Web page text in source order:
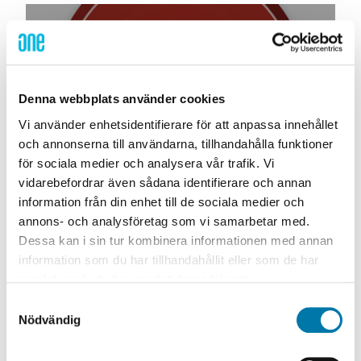
Denna webbplats använder cookies
Vi använder enhetsidentifierare för att anpassa innehållet
och annonserna till användarna, tillhandahålla funktioner
för sociala medier och analysera vår trafik. Vi
vidarebefordrar även sådana identifierare och annan
information från din enhet till de sociala medier och
annons- och analysföretag som vi samarbetar med.
Dessa kan i sin tur kombinera informationen med annan
information som du har tillhandahållit eller som de har
Nödvändig
NYHET
​ONE Nordic är ett
2016-03-31
Utmärkelsen delas årligen ut till företag som aktivt
fokuserar på medarbetarnas utveckling, ökat
engagemang och en förbättrad arbetsplats.
Deltagande företag utvärderas baserat dels på
resultat från ett index som granskar företag utifrån
deras ansträngningar för att engagera sina
medarbetare, dels på en anonym undersökning -
Employee Engagement.
NYHET
ONE Nordic önskar God jul och
Gott nytt år med en gåva till
pappersjulkort och önskar istället God jul och Gott